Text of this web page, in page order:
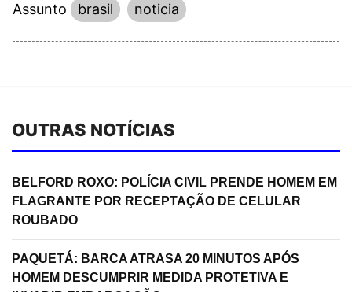
Assunto brasil noticia
OUTRAS NOTÍCIAS
BELFORD ROXO: POLÍCIA CIVIL PRENDE HOMEM EM
FLAGRANTE POR RECEPTAÇÃO DE CELULAR
ROUBADO
PAQUETÁ: BARCA ATRASA 20 MINUTOS APÓS
HOMEM DESCUMPRIR MEDIDA PROTETIVA E